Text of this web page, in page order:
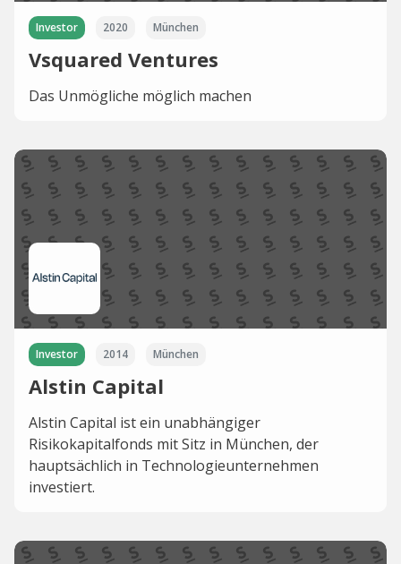
Investor 2020 München
Vsquared Ventures
Das Unmögliche möglich machen
Investor 2014 München
Alstin Capital
Alstin Capital ist ein unabhängiger
Risikokapitalfonds mit Sitz in München, der
hauptsächlich in Technologieunternehmen
investiert.